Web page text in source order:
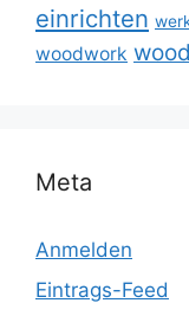
einrichten
woodwork
Meta
Anmelden
Eintrags-Feed